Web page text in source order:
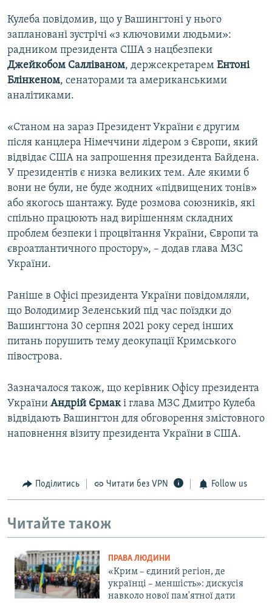
Кулеба повідомив, що у Вашингтоні у нього
заплановані зустрічі «з ключовими людьми»:
радником президента США з нацбезпеки
Джейкобом Салліваном, держсекретарем Ентоні
Блінкеном, сенаторами та американськими
аналітиками.
«Станом на зараз Президент України є другим
після канцлера Німеччини лідером з Європи, який
відвідає США на запрошення президента Байдена.
У президентів є низка великих тем. Але якими б
вони не були, не буде жодних «підвищених тонів»
або якогось шантажу. Буде розмова союзників, які
спільно працюють над вирішенням складних
проблем безпеки і процвітання України, Європи та
євроатлантичного простору», – додав глава МЗС
України.
Раніше в Офісі президента України повідомляли,
що Володимир Зеленський під час поїздки до
Вашингтона 30 серпня 2021 року серед інших
питань порушить тему деокупації Кримського
півострова.
Зазначалося також, що керівник Офісу президента
України Андрій Єрмакі глава МЗС Дмитро Кулеба
відвідають Вашингтон для обговорення змістовного
наповнення візиту президента України в США.
Поділитись Читати без VPN Follow us
Читайте також
ПРАВА ЛЮДИНИ
«Крим – єдиний регіон, де
українці – меншість»: дискусія
навколо нової пам'ятної дати